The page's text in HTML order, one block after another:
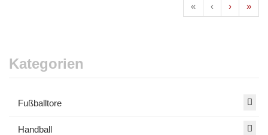
« ‹ › »
Kategorien
Fußballtore
Handball